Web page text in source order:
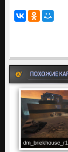
ПОХОЖИЕ
dm_brickhouse_r1